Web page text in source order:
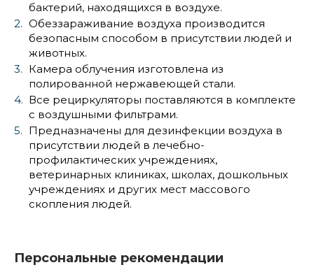
бактерий, находящихся в воздухе.
Обеззараживание воздуха производится
безопасным способом в присутствии людей и
животных.
Камера облучения изготовлена из
полированной нержавеющей стали.
Все рециркуляторы поставляются в комплекте
с воздушными фильтрами.
Предназначены для дезинфекции воздуха в
присутствии людей в лечебно-
профилактических учреждениях,
ветеринарных клиниках, школах, дошкольных
учреждениях и других мест массового
скопления людей.
Персональные рекомендации